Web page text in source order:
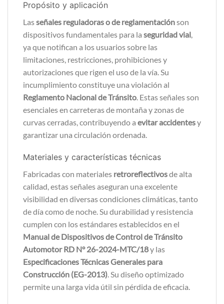
Propósito y aplicación
Lasseñales reguladoras o de reglamentaciónson
dispositivos fundamentales para la seguridad vial
ya que notifican a los usuarios sobre las
limitaciones, restricciones, prohibiciones y
autorizaciones que rigen el uso de la vía. Su
incumplimiento constituye una violación al
Reglamento Nacional de Tránsito . Estas señales son
esenciales en carreteras de montaña y zonas de
curvas cerradas, contribuyendo a evitar accidentesy
garantizar una circulación ordenada.
Materiales y características técnicas
Fabricadas con materiales retroreflectivosde alta
calidad, estas señales aseguran una excelente
visibilidad en diversas condiciones climáticas, tanto
de día como de noche. Su durabilidad y resistencia
cumplen con los estándares establecidos en el
Manual de Dispositivos de Control de Tránsito
Automotor RD N° 26-2024-MTC/18y las
Especificaciones Técnicas Generales para
Construcción (EG-2013). Su diseño optimizado
permite una larga vida útil sin pérdida de eficacia.